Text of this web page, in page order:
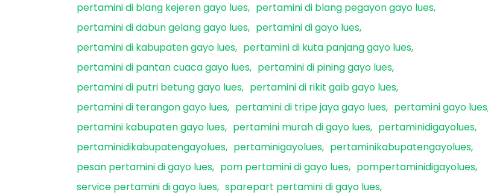
pertamini di blang kejeren gayo lues
pertamini di blang pegayon gayo lues
pertamini di dabun gelang gayo lues
pertamini di gayo lues
pertamini di kabupaten gayo lues
pertamini di kuta panjang gayo lues
pertamini di pantan cuaca gayo lues
pertamini di pining gayo lues
pertamini di putri betung gayo lues
pertamini di rikit gaib gayo lues
pertamini di terangon gayo lues
pertamini di tripe jaya gayo lues
pertamini gayo lues
pertamini kabupaten gayo lues
pertamini murah di gayo lues
pertaminidigayolues
pertaminidikabupatengayolues
pertaminigayolues
pertaminikabupatengayolues
pesan pertamini di gayo lues
pom pertamini di gayo lues
pompertaminidigayolues
service pertamini di gayo lues sparepart pertamini di gayo lues